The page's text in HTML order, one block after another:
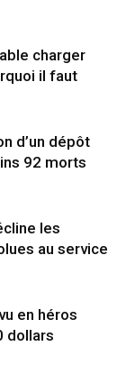
charger
il faut
d’un dépôt
92 morts
les
au service
en héros
dollars